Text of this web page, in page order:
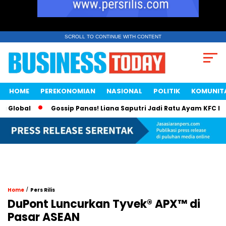
SCROLL TO CONTINUE WITH CONTENT
HOME PEREKONOMIAN NASIONAL POLITIK
Gossip Panas! Liana Saputri Jadi Ratu Ayam KFC
Home / Pers Rilis
DuPont Luncurkan Tyvek® APX™ di
Pasar ASEAN